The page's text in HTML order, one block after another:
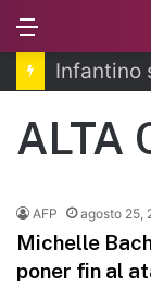
ALTA
AFP agosto 25,
Michelle
poner fin al